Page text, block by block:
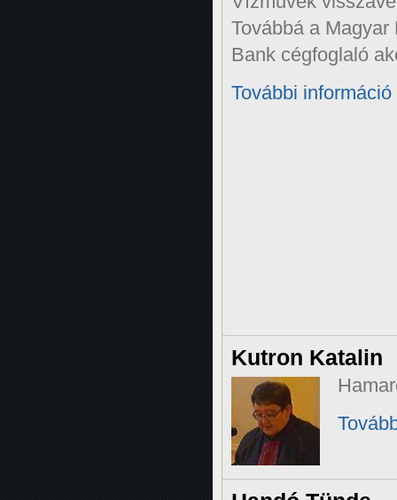
Továbbá a Magyar
Bank cégfoglaló
További információ
Kutron Katalin